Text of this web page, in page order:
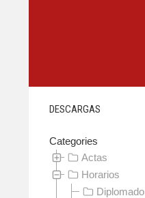
DESCARGAS
Categories
Actas
Horarios
Diplomado